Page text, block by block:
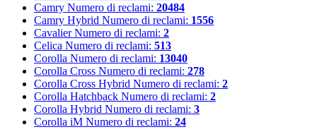
Camry Numero di reclami: 20484
Camry Hybrid Numero di reclami: 1556
Cavalier Numero di reclami: 2
Celica Numero di reclami: 513
Corolla Numero di reclami: 13040
Corolla Cross Numero di reclami: 278
Corolla Cross Hybrid Numero di reclami: 2
Corolla Hatchback Numero di reclami: 2
Corolla Hybrid Numero di reclami: 3
Corolla iM Numero di reclami: 24